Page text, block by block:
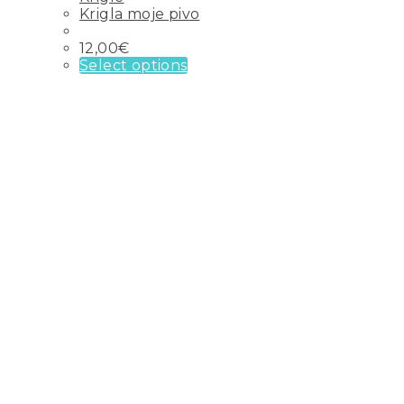
Krigla moje pivo
12,00€
Select options